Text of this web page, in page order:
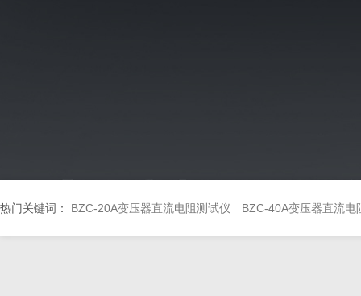
热门关键词： BZC-20A变压器直流电阻测试仪 BZC-40A变压器直流电